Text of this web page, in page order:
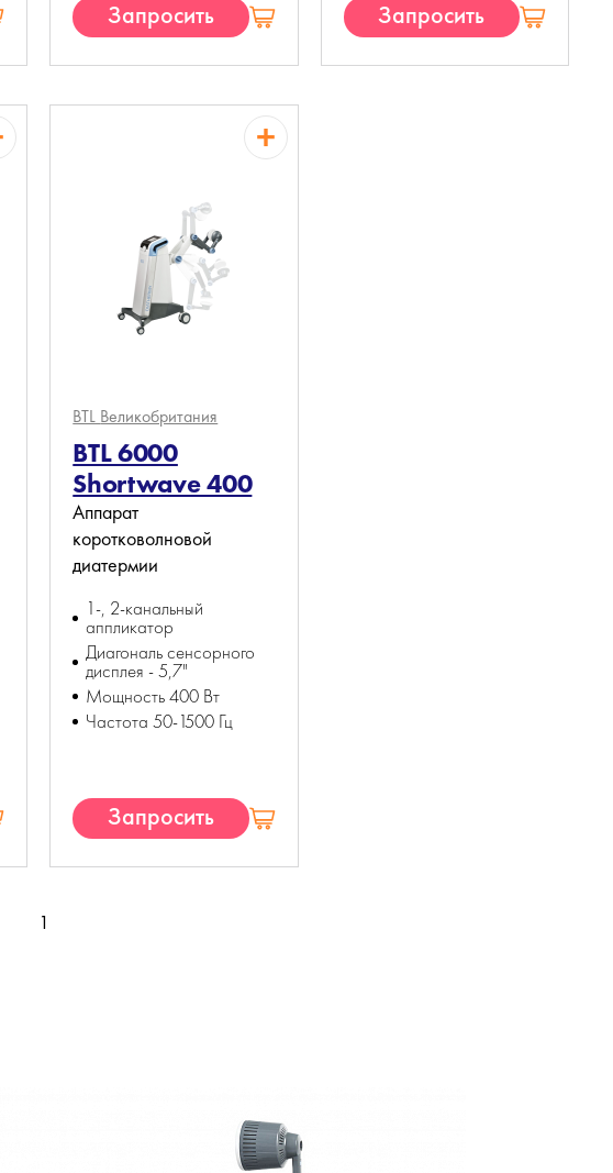
Запросить
Запросить
BTL Великобритания
BTL 6000
Shortwave 400
Аппарат
коротковолновой
диатермии
1-, 2-канальный
аппликатор
Диагональ сенсорного
дисплея - 5,7"
Мощность 400 Вт
Частота 50-1500 Гц
Запросить
1